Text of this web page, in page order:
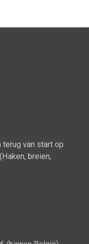
van start op
breien,